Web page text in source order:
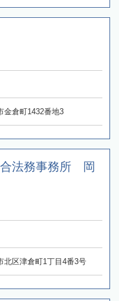
金倉町1432番地3
合法務事務所 岡
北区津倉町1丁目4番3号